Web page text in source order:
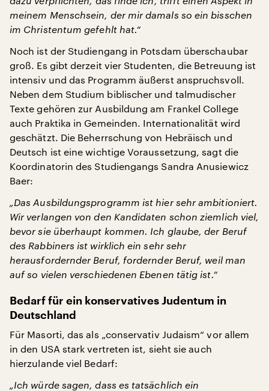
meinem Menschsein, der mir damals so ein bisschen
im Christentum gefehlt hat.“
Noch ist der Studiengang in Potsdam überschaubar
groß. Es gibt derzeit vier Studenten, die Betreuung ist
intensiv und das Programm äußerst anspruchsvoll.
Neben dem Studium biblischer und talmudischer
Texte gehören zur Ausbildung am Frankel College
auch Praktika in Gemeinden. Internationalität wird
geschätzt. Die Beherrschung von Hebräisch und
Deutsch ist eine wichtige Voraussetzung, sagt die
Koordinatorin des Studiengangs Sandra Anusiewicz
Baer:
„Das Ausbildungsprogramm ist hier sehr ambitioniert.
Wir verlangen von den Kandidaten schon ziemlich viel,
bevor sie überhaupt kommen. Ich glaube, der Beruf
des Rabbiners ist wirklich ein sehr sehr
herausfordernder Beruf, fordernder Beruf, weil man
auf so vielen verschiedenen Ebenen tätig ist.“
Bedarf für ein konservatives Judentum in
Deutschland
Für Masorti, das als „conservativ Judaism“ vor allem
in den USA stark vertreten ist, sieht sie auch
hierzulande viel Bedarf:
„Ich würde sagen, dass es tatsächlich ein